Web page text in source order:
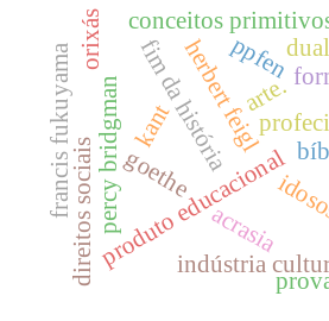
kantherbert feigl
produto educacional
acrasia
indústria
conceitos
percy bridgmanfim da história
direitos sociais
arte.
francis fukuyama goethe
ppfen
orixás